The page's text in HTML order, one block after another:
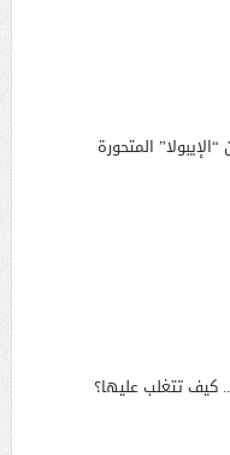
المتحورة
كيف تتغلب عليها؟